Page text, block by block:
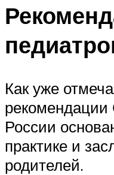
Как уже
России
практике и
родителей.